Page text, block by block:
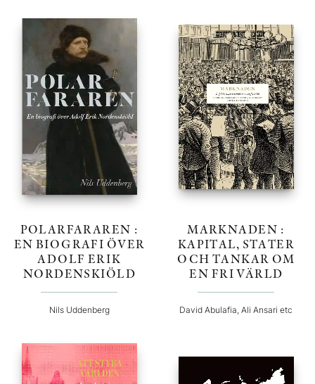
POLARFARAREN :
EN BIOGRAFI ÖVER
ADOLF ERIK
NORDENSKIÖLD
Nils Uddenberg
MARKNADEN :
KAPITAL, STATER
OCH TANKAR OM
EN FRI VÄRLD
David Abulafia, Ali Ansari etc